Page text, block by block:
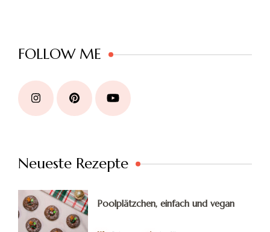
FOLLOW ME
Neueste Rezepte
Poolplätzchen, einfach und vegan